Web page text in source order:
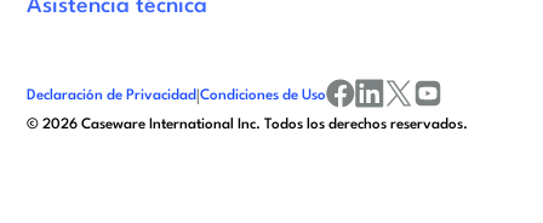
Asistencia técnica
©2026 Caseware International Inc. Todos los derechos reservados.
Declaración de Privacidad |Condiciones de Uso
facebook
linkedinx/twitter
youtube